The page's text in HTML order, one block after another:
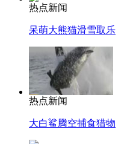
热点新闻
呆萌大熊猫滑雪取乐
热点新闻
大白鲨腾空捕食猎物